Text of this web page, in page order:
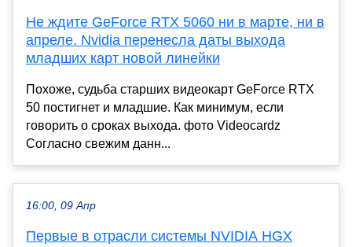
Не ждите GeForce RTX 5060 ни в марте, ни в
апреле. Nvidia перенесла даты выхода
младших карт новой линейки
Похоже, судьба старших видеокарт GeForce RTX
50 постигнет и младшие. Как минимум, если
говорить о сроках выхода. фото Videocardz
Согласно свежим данн...
16:00, 09 Апр
Первые в отрасли системы NVIDIA HGX